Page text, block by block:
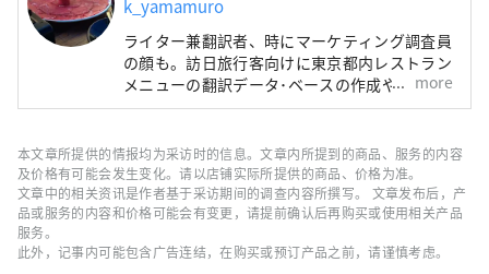
k_yamamuro
ライター兼翻訳者、時にマーケティング調査員
の顔も。訪日旅行客向けに東京都内レストラン
メニューの翻訳データ･ベースの作成や、宿・
ホテル情報検索サイトの翻訳も手掛けてきまし
more
本文章所提供的情报均为采访时的信息。文章内所提到的商品、服务的内容
及价格有可能会发生变化。请以店铺实际所提供的商品、价格为准。
文章中的相关资讯是作者基于采访期间的调查内容所撰写。 文章发布后，产
品或服务的内容和价格可能会有变更，请提前确认后再购买或使用相关产品
服务。
此外，记事内可能包含广告连结，在购买或预订产品之前，请谨慎考虑。